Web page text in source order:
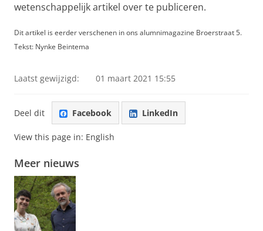
wetenschappelijk artikel over te publiceren.
Dit artikel is eerder verschenen in ons alumnimagazine Broerstraat 5.
Tekst: Nynke Beintema
Laatst gewijzigd: 01 maart 2021 15:55
Deel dit Facebook LinkedIn
View this page in: English
Meer nieuws